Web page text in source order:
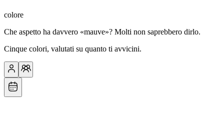
colore
Che aspetto ha davvero «mauve»? Molti non saprebbero dirlo.
Cinque colori, valutati su quanto ti avvicini.